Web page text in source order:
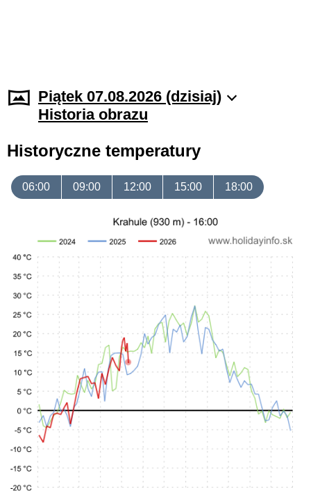
Piątek 07.08.2026 (dzisiaj)
Historia obrazu
Historyczne temperatury
06:00 09:00 12:00 15:00 18:00